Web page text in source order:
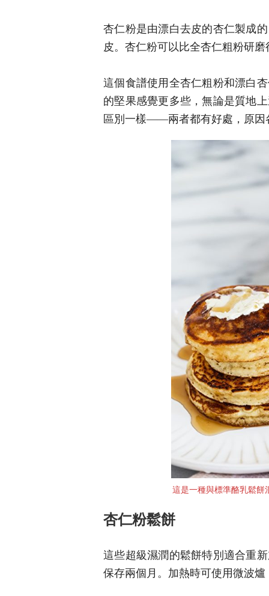
杏仁粉是由漂白去皮的杏仁製成
皮。杏仁粉可以比全杏仁粗粉研磨
這個食譜使用全杏仁粗粉和漂白
的堅果感覺更多些，無論是質地
區別一樣——兩者都有好處，原因
這是一種與標準酪乳鬆餅
杏仁粉鬆餅
這些超級濕潤的鬆餅特別適合重
保存兩個月。加熱時可使用微波